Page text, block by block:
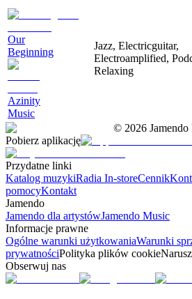
Our
Beginning
Azinity
Music
Jazz, Electricguitar,
Electroamplified,
Relaxing
© 2026
Pobierz aplikację
Przydatne linki
Katalog muzykiRadia In-storeCennik
pomocyKontakt
Jamendo
Jamendo dla artystówJamendo Music
Informacje prawne
Ogólne warunki użytkowaniaWarunki
prywatnościPolityka plików cookie
Obserwuj nas